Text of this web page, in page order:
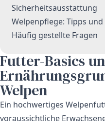
Sicherheitsausstattung
Welpenpflege: Tipps
Häufig gestellte Fragen
Futter-Basics
Welpen
Ein hochwertiges
voraussichtliche